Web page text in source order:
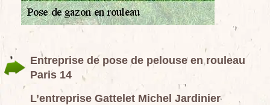
Entreprise de pose de pelouse en rouleau
Paris 14
L’entreprise Gattelet Michel Jardinier